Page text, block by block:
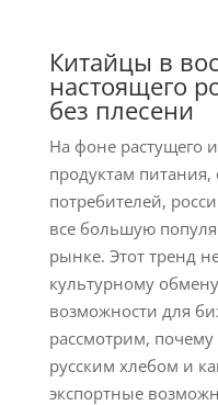
Китайцы в
настоящего
без плесени
На фоне растущего
продуктам
потребителей,
все большую
рынке. Этот тренд
культурному
возможности для
рассмотрим,
русским хлебом и
экспортные